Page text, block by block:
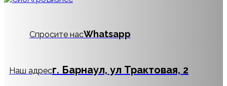
Спросите насWhatsapp
Наш адресг. Барнаул, ул Трактовая, 2